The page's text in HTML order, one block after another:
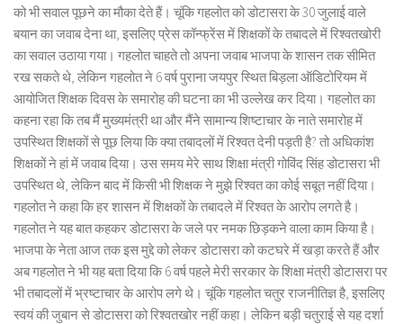
को भी सवाल पूछने का मौका देते हैं। चूंकि गहलोत को डोटासरा के 30 जुलाई वाले
बयान का जवाब देना था, इसलिए प्रेस कॉन्फ्रेंस में शिक्षकों के तबादले में रिश्वतखोरी
का सवाल उठाया गया। गहलोत चाहते तो अपना जवाब भाजपा के शासन तक सीमित
रख सकते थे, लेकिन गहलोत ने 6 वर्ष पुराना जयपुर स्थित बिड़ला ऑडिटोरियम में
आयोजित शिक्षक दिवस के समारोह की घटना का भी उल्लेख कर दिया। गहलोत का
कहना रहा कि तब मैं मुख्यमंत्री था और मैंने सामान्य शिष्टाचार के नाते समारोह में
उपस्थित शिक्षकों से पूछ लिया कि क्या तबादलों में रिश्वत देनी पड़ती है? तो अधिकांश
शिक्षकों ने हां में जवाब दिया। उस समय मेरे साथ शिक्षा मंत्री गोविंद सिंह डोटासरा भी
उपस्थित थे, लेकिन बाद में किसी भी शिक्षक ने मुझे रिश्वत का कोई सबूत नहीं दिया।
गहलोत ने कहा कि हर शासन में शिक्षकों के तबादले में रिश्वत के आरोप लगते है।
गहलोत ने यह बात कहकर डोटासरा के जले पर नमक छिड़कने वाला काम किया है।
भाजपा के नेता आज तक इस मुद्दे को लेकर डोटासरा को कटघरे में खड़ा करते हैं और
अब गहलोत ने भी यह बता दिया कि 6 वर्ष पहले मेरी सरकार के शिक्षा मंत्री डोटासरा पर
भी तबादलों में भ्रष्टाचार के आरोप लगे थे। चूंकि गहलोत चतुर राजनीतिज्ञ है, इसलिए
स्वयं की जुबान से डोटासरा को रिश्वतखोर नहीं कहा। लेकिन बड़ी चतुराई से यह दर्शा